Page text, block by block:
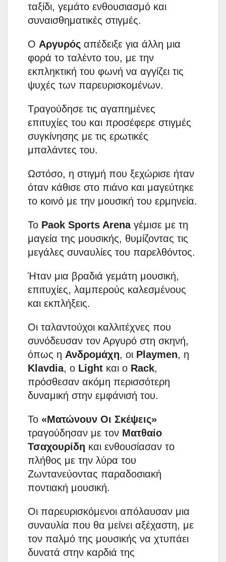
ταξίδι, γεμάτο ενθουσιασμό και
συναισθηματικές στιγμές.
Ο Αργυρός απέδειξε για άλλη μια
φορά το ταλέντο του, με την
εκπληκτική του φωνή να αγγίζει τις
ψυχές των παρευρισκομένων.
Τραγούδησε τις αγαπημένες
επιτυχίες του και προσέφερε στιγμές
συγκίνησης με τις ερωτικές
μπαλάντες του.
Ωστόσο, η στιγμή που ξεχώρισε ήταν
όταν κάθισε στο πιάνο και μαγεύτηκε
το κοινό με την μουσική του ερμηνεία.
Το Paok Sports Arenaγέμισε με τη
μαγεία της μουσικής, θυμίζοντας τις
μεγάλες συναυλίες του παρελθόντος.
Ήταν μια βραδιά γεμάτη μουσική,
επιτυχίες, λαμπερούς καλεσμένους
και εκπλήξεις.
Οι ταλαντούχοι καλλιτέχνες που
συνόδευσαν τον Αργυρό στη σκηνή,
όπως η Ανδρομάχη, οι Playmen, η
Klavdia, ο Light και ο Rack,
πρόσθεσαν ακόμη περισσότερη
δυναμική στην εμφάνισή του.
Το «Ματώνουν Οι Σκέψεις»
τραγούδησαν με τον Ματθαίο
Τσαχουρίδη και ενθουσίασαν το
πλήθος με την λύρα του
Ζωντανεύοντας παραδοσιακή
ποντιακή μουσική.
Οι παρευρισκόμενοι απόλαυσαν μια
συναυλία που θα μείνει αξέχαστη, με
τον παλμό της μουσικής να χτυπάει
δυνατά στην καρδιά της